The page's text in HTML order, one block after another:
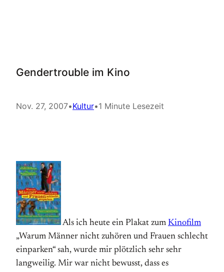
Gendertrouble im Kino
Nov. 27, 2007•Kultur•1 Minute Lesezeit
Als ich heute ein Plakat zum Kinofilm
„Warum Männer nicht zuhören und Frauen schlecht
einparken“ sah, wurde mir plötzlich sehr sehr
langweilig. Mir war nicht bewusst, dass es